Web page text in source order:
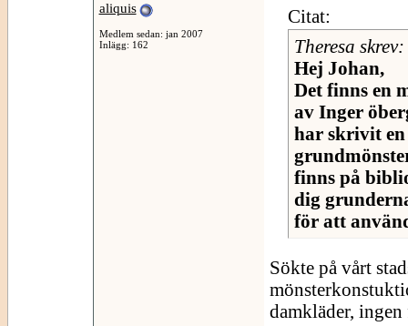
aliquis
Medlem sedan: jan 2007
Inlägg: 162
Citat:
Theresa skrev:
Hej Johan,
Det finns en
av Inger
har skrivit
finns på
dig
för att
Sökte på vårt
damkläder,